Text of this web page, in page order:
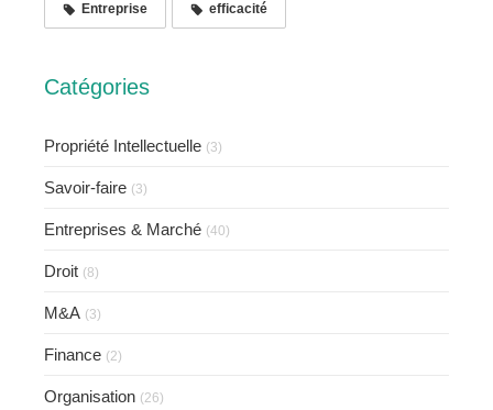
Entreprise efficacité
Catégories
Propriété Intellectuelle (3)
Savoir-faire (3)
Entreprises & Marché (40)
Droit (8)
M&A (3)
Finance (2)
Organisation (26)